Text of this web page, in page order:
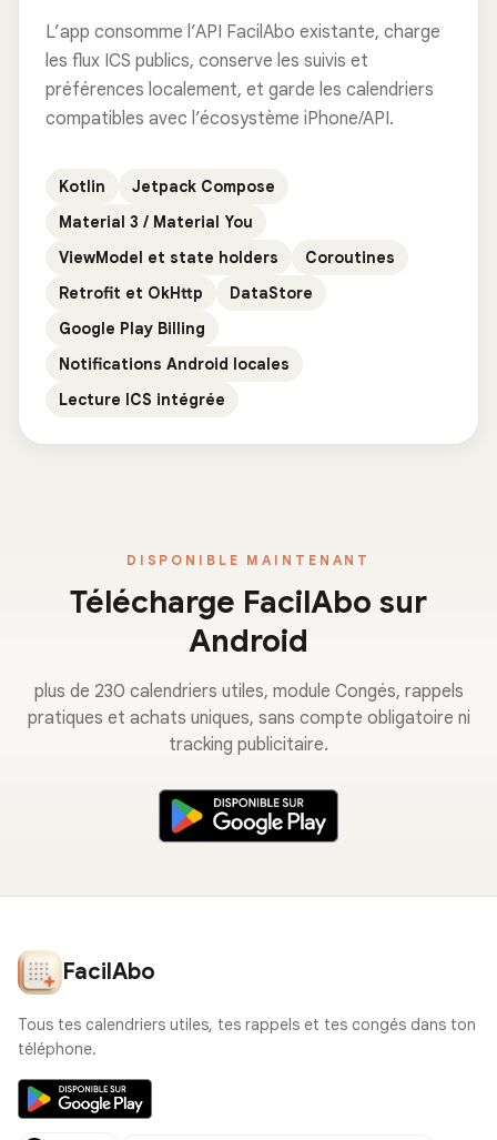
L’app consomme l’API FacilAbo existante, charge
les flux ICS publics, conserve les suivis et
préférences localement, et garde les calendriers
compatibles avec l’écosystème iPhone/API.
Kotlin
Jetpack Compose
Material 3 / Material You
ViewModel et state holders
Coroutines
Retrofit et OkHttp
DataStore
Google Play Billing
Notifications Android locales
Lecture ICS intégrée
DISPONIBLE MAINTENANT
Télécharge FacilAbo sur
Android
plus de 230 calendriers utiles, module Congés, rappels
pratiques et achats uniques, sans compte obligatoire ni
tracking publicitaire.
FacilAbo
Tous tes calendriers utiles, tes rappels et tes congés dans ton
téléphone.